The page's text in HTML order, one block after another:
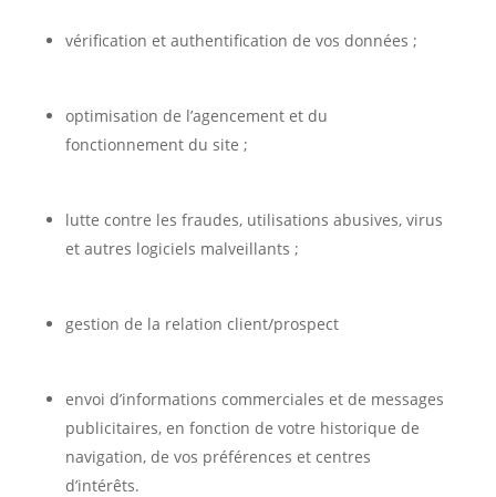
vérification et authentification de vos données ;
optimisation de l’agencement et du
fonctionnement du site ;
lutte contre les fraudes, utilisations abusives, virus
et autres logiciels malveillants ;
gestion de la relation client/prospect
envoi d’informations commerciales et de messages
publicitaires, en fonction de votre historique de
navigation, de vos préférences et centres
d’intérêts.